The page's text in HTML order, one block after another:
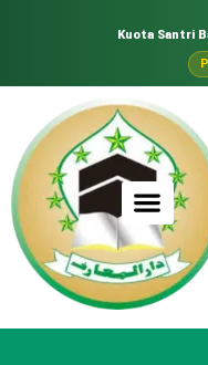
Kuota Santri